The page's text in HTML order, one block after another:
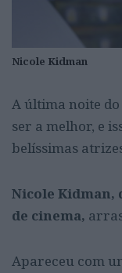
Nicole Kidman
A última noite do
ser a melhor, e
belíssimas
Nicole
de cinema,
Apareceu com